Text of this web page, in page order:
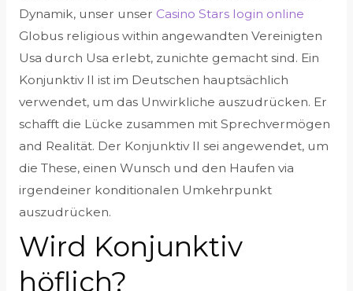
Dynamik, unser unser Casino Stars login online
Globus religious within angewandten Vereinigten
Usa durch Usa erlebt, zunichte gemacht sind. Ein
Konjunktiv II ist im Deutschen hauptsächlich
verwendet, um das Unwirkliche auszudrücken. Er
schafft die Lücke zusammen mit Sprechvermögen
and Realität. Der Konjunktiv II sei angewendet, um
die These, einen Wunsch und den Haufen via
irgendeiner konditionalen Umkehrpunkt
auszudrücken.
Wird Konjunktiv
höflich?